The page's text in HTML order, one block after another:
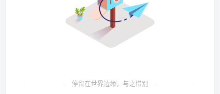
停留在世界边缘，与之惜别